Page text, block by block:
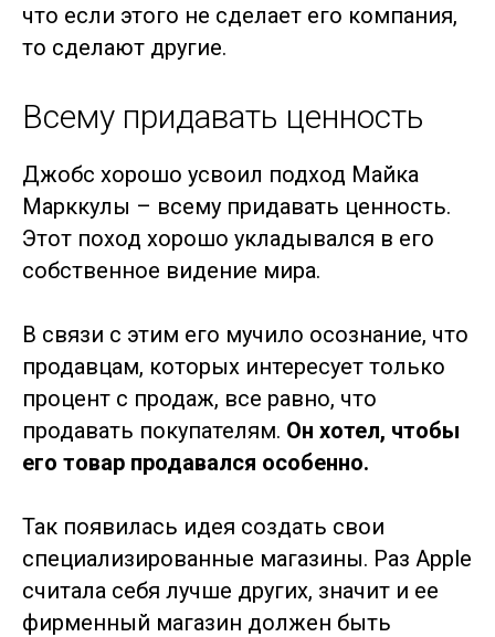
что если этого не сделает его компания,
то сделают другие.
Всему придавать ценность
Джобс хорошо усвоил подход Майка
Марккулы – всему придавать ценность.
Этот поход хорошо укладывался в его
собственное видение мира.
В связи с этим его мучило осознание, что
продавцам, которых интересует только
процент с продаж, все равно, что
продавать покупателям. Он хотел, чтобы
его товар продавался особенно.
Так появилась идея создать свои
специализированные магазины. Раз Apple
считала себя лучше других, значит и ее
фирменный магазин должен быть